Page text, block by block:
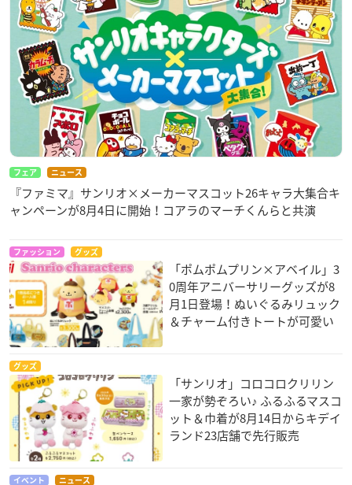
フェア ニュース
『ファミマ』サンリオ×メーカーマスコット26キャラ大集合キ
ャンペーンが8月4日に開始！コアラのマーチくんらと共演
ファッション グッズ
「ポムポムプリン×アベイル」3
0周年アニバーサリーグッズが8
月1日登場！ぬいぐるみリュック
＆チャーム付きトートが可愛い
グッズ
「サンリオ」コロコロクリリン
一家が勢ぞろい♪ ふるふるマスコ
ット＆巾着が8月14日からキデイ
ランド23店舗で先行販売
イベント ニュース